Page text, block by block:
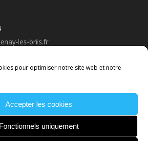
pour optimiser notre site web et notre
Accepter les cookies
Fonctionnels uniquement
les-briis.fr
NOUS CONTACTER
DE COOKIES
CONDITIONS
GÉNÉRALES